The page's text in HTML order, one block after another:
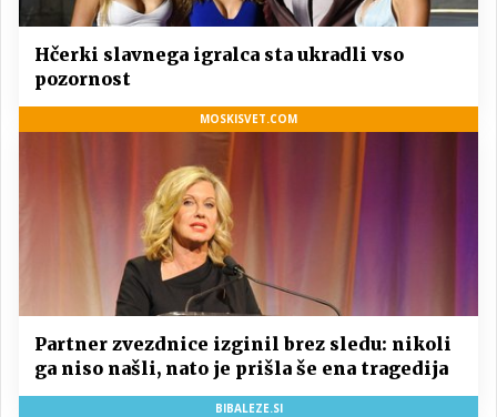
Hčerki slavnega igralca sta ukradli vso
pozornost
MOSKISVET.COM
Partner zvezdnice izginil brez sledu: nikoli
ga niso našli, nato je prišla še ena tragedija
BIBALEZE.SI